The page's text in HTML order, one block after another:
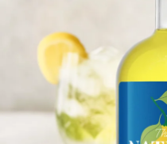
hodnotí známkou 4,8.
Přáníčko zdarma
Vytvořte něco
jménem, vaší fotografií